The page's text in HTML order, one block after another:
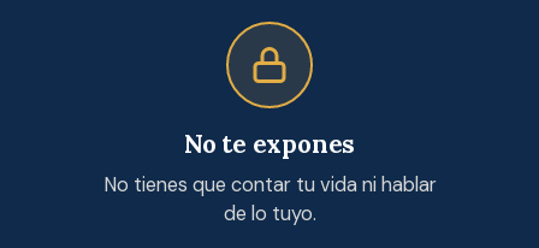
No te expones
No tienes que contar tu vida ni hablar
de lo tuyo.